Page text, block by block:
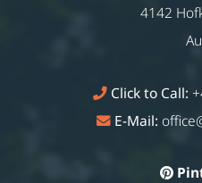
4142
Click to Call:
E-Mail: